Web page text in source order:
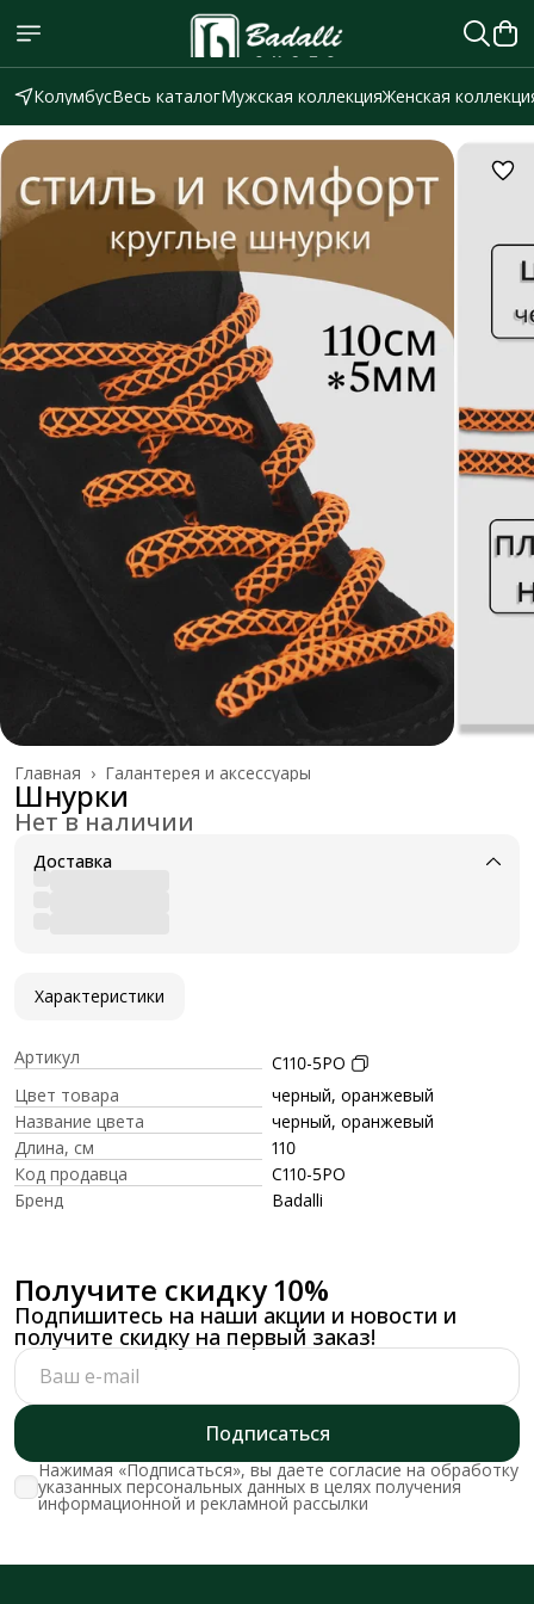
КолумбусВесь каталогМужская коллекцияЖенская
Галантерея и аксессуары
Главная ›
Шнурки
Нет в наличии
Доставка
Характеристики
Артикул
C110-5PO
Цвет товара
черный, оранжевый
Название цвета
черный, оранжевый
Длина, см
110
Код продавца
C110-5PO
Бренд
Badalli
Получите скидку 10%
Подпишитесь на наши акции и новости и
получите скидку на первый заказ!
Подписаться
Нажимая «Подписаться», вы даете согласие на обработку
указанных персональных данных в целях получения
информационной и рекламной рассылки